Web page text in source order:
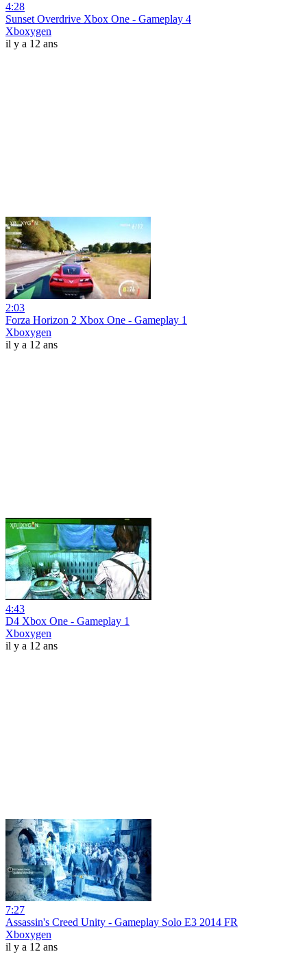
4:28
Sunset Overdrive Xbox One - Gameplay 4
Xboxygen
il y a 12 ans
2:03
Forza Horizon 2 Xbox One - Gameplay 1
Xboxygen
il y a 12 ans
4:43
D4 Xbox One - Gameplay 1
Xboxygen
il y a 12 ans
7:27
Assassin's Creed Unity - Gameplay Solo E3 2014 FR
Xboxygen
il y a 12 ans